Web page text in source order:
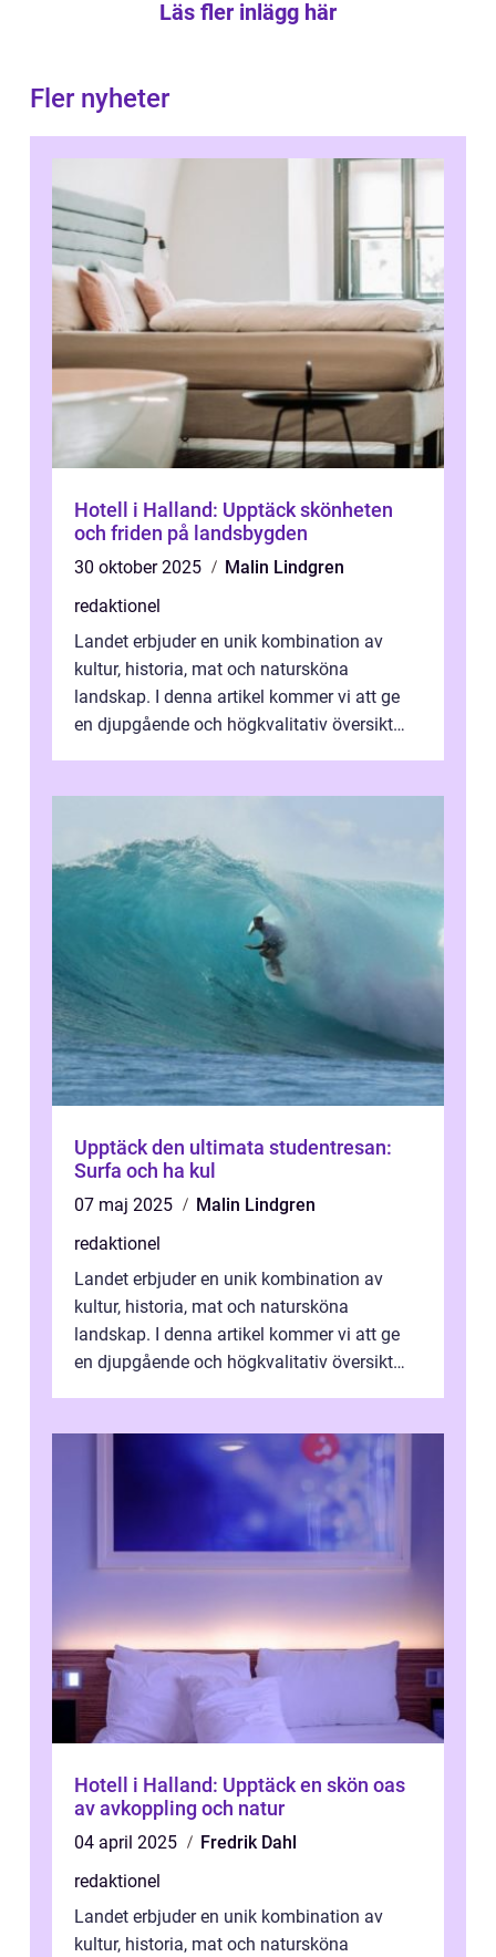
Läs fler inlägg här
Fler nyheter
Hotell i Halland: Upptäck skönheten
och friden på landsbygden
30 oktober 2025
Malin Lindgren
redaktionel
Landet erbjuder en unik kombination av
kultur, historia, mat och natursköna
landskap. I denna artikel kommer vi att ge
en djupgående och högkvalitativ översikt
Upptäck den ultimata studentresan:
Surfa och ha kul
07 maj 2025
Malin Lindgren
redaktionel
Landet erbjuder en unik kombination av
kultur, historia, mat och natursköna
landskap. I denna artikel kommer vi att ge
en djupgående och högkvalitativ översikt
Hotell i Halland: Upptäck en skön oas
av avkoppling och natur
04 april 2025
Fredrik Dahl
redaktionel
Landet erbjuder en unik kombination av
kultur, historia, mat och natursköna